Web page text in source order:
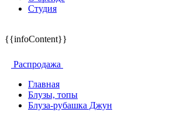
Студия
{{infoContent}}
Распродажа
Главная
Блузы, топы
Блуза-рубашка Джун